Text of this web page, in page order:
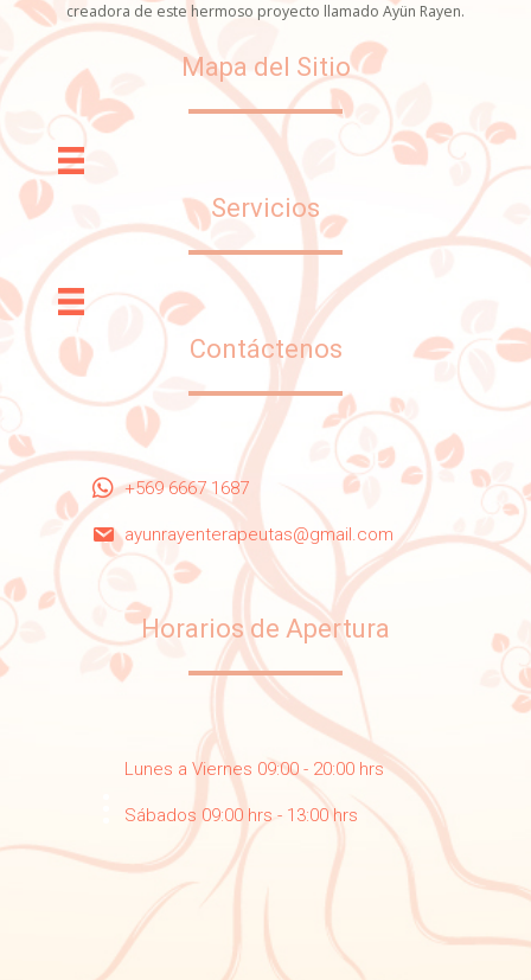
creadora de este hermoso proyecto llamado Ayün Rayen.
Mapa del Sitio
Servicios
Contáctenos
+569 6667 1687
ayunrayenterapeutas@gmail.com
Horarios de Apertura
Lunes a Viernes 09:00 - 20:00 hrs
Sábados 09:00 hrs - 13:00 hrs